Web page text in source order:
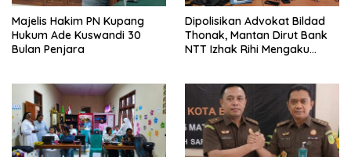
Majelis Hakim PN Kupang
Hukum Ade Kuswandi 30
Bulan Penjara
Dipolisikan Advokat Bildad
Thonak, Mantan Dirut Bank
NTT Izhak Rihi Mengaku